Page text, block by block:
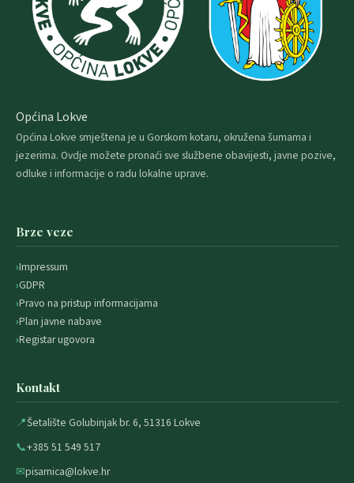
Općina Lokve
Općina Lokve smještena je u Gorskom kotaru, okružena šumama i
jezerima. Ovdje možete pronaći sve službene obavijesti, javne pozive,
odluke i informacije o radu lokalne uprave.
Brze veze
Impressum
GDPR
Pravo na pristup informacijama
Plan javne nabave
Registar ugovora
Kontakt
📍Šetalište Golubinjak br. 6, 51316 Lokve
📞+385 51 549 517
✉pisarnica@lokve.hr